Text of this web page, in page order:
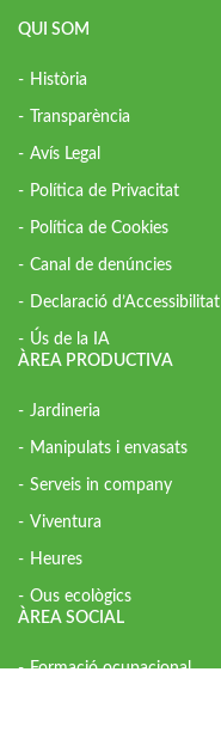
QUI SOM
Història
Transparència
Avís Legal
Política de Privacitat
Política de Cookies
Canal de denúncies
Declaració d’Accessibilitat
Ús de la IA
ÀREA PRODUCTIVA
Jardineria
Manipulats i envasats
Serveis in company
Viventura
Heures
Ous ecològics
ÀREA SOCIAL
Formació ocupacional